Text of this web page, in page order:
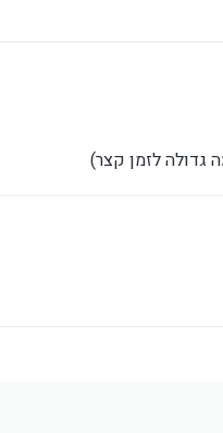
גדולה לזמן קצר)